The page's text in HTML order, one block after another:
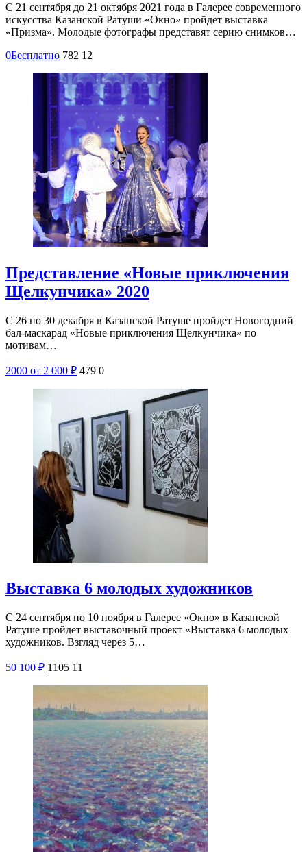
С 21 сентября до 21 октября 2021 года в Галерее современного
искусства Казанской Ратуши «Окно» пройдет выставка
«Призма». Молодые фотографы представят серию снимков…
0Бесплатно 782 12
Представление «Новые приключения
Щелкунчика» 2020
С 26 по 30 декабря в Казанской Ратуше пройдет Новогодний
бал-маскарад «Новые приключения Щелкунчика» по
мотивам…
2000 от 2 000 ₽ 479 0
Выставка 6 молодых художников
С 24 сентября по 10 ноября в Галерее «Окно» в Казанской
Ратуше пройдет выставочный проект «Выставка 6 молодых
художников. Взгляд через 5…
50 100 ₽ 1105 11